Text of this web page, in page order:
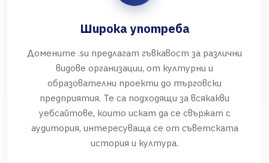
Широка употреба
Домените .su предлагат гъвкавост за различни
видове организации, от културни и
образователни проекти до търговски
предприятия. Те са подходящи за всякакви
уебсайтове, които искат да се свържат с
аудитория, интересуваща се от съветската
история и култура.